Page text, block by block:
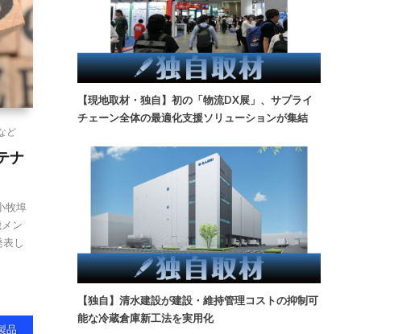
ど
ナ
牧埠
ン
し
品
【現地取材・独自】初の「物流DX展」、サプライ
チェーン全体の最適化支援ソリューションが集結
【独自】清水建設が建設・維持管理コストの抑制可
能な冷蔵倉庫新工法を実用化